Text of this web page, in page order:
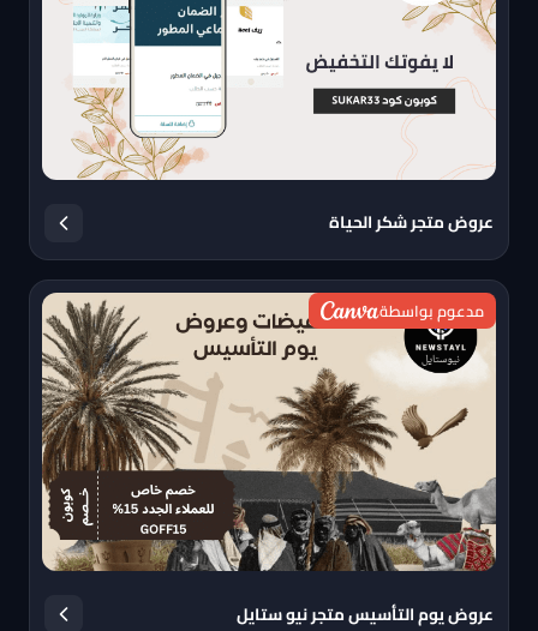
عروض متجر شكر الحياة
مدعوم بواسطة
عروض يوم التأسيس متجر نيو ستايل